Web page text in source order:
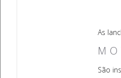
As
São